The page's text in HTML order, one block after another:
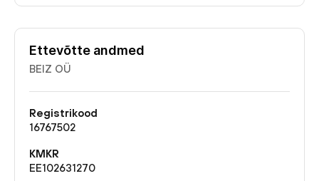
Ettevõtte andmed
BEIZ OÜ
Registrikood
16767502
KMKR
EE102631270